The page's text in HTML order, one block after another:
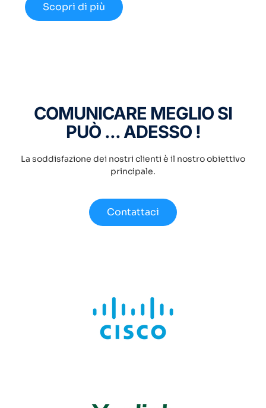
Scopri di più
COMUNICARE MEGLIO SI
PUÒ ... ADESSO !
La soddisfazione dei nostri clienti è il nostro obiettivo
principale.
Contattaci